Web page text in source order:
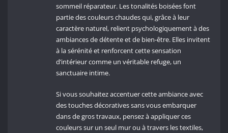
sommeil réparateur. Les tonalités boisées font
partie des couleurs chaudes qui, grâce à leur
caractère naturel, relient psychologiquement à des
ambiances de détente et de bien-être. Elles invitent
à la sérénité et renforcent cette sensation
d’intérieur comme un véritable refuge, un
sanctuaire intime.
Si vous souhaitez accentuer cette ambiance avec
des touches décoratives sans vous embarquer
dans de gros travaux, pensez à appliquer ces
couleurs sur un seul mur ou à travers les textiles,